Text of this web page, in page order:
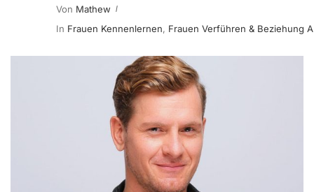
Von Mathew
In Frauen Kennenlernen, Frauen Verführen & Beziehung